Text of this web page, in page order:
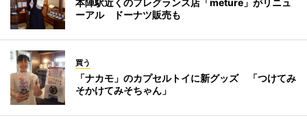
本陣駅近くのフレグランス店「meture」がリニュ
ーアル ドーナツ販売も
買う
「ナカモ」のカプセルトイに新グッズ 「つけてみ
そかけてみそちゃん」